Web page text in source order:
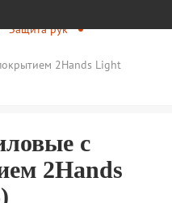
Защита рук
2Hands Light
с
2Hands